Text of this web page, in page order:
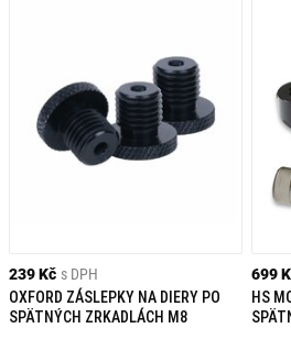
239 Kč s DPH
OXFORD ZÁSLEPKY NA DIERY PO
SPÄTNÝCH ZRKADLÁCH M8
699
HS